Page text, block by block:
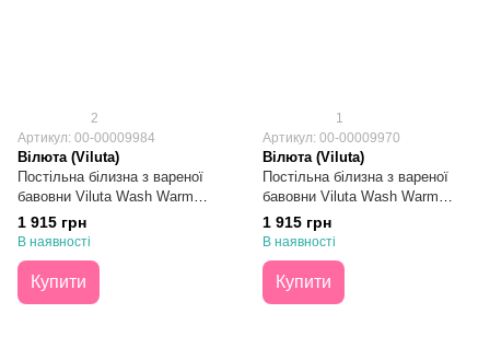
2
Артикул: 00-00009984
Вілюта (Viluta)
Постільна білизна з вареної
бавовни Viluta Wash Warm
Cotton №14 Двоспальна
1 915 грн
В наявності
Купити
1
Артикул: 00-00009970
Вілюта (Viluta)
Постільна білизна з вареної
бавовни Viluta Wash Warm
Cotton №10 Двоспальна
1 915 грн
В наявності
Купити